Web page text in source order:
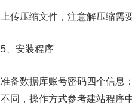
上传压缩文件，注意解压缩需
5、安装程序
准备数据库账号密码四个信息
不同，操作方式参考建站程序